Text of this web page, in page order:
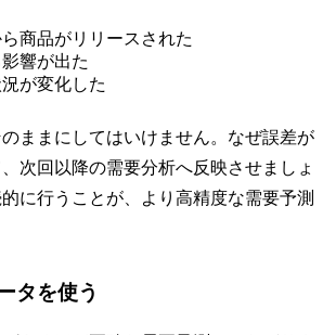
ら商品がリリースされた
響が出た
が変化した
ままにしてはいけません。なぜ誤差が
次回以降の需要分析へ反映させましょ
に行うことが、より高精度な需要予測
タを使う